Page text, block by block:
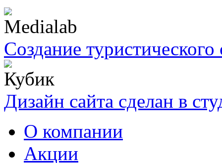
Создание туристического
Дизайн сайта сделан в
О компании
Акции